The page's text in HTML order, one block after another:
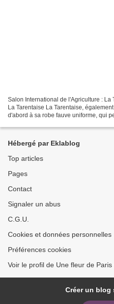
Salon International de l'Agriculture : La
La Tarentaise La Tarentaise,
d'abord à sa robe fauve uniforme, qui
Hébergé par Eklablog
Top articles
Pages
Contact
Signaler un abus
C.G.U.
Cookies et données personnelles
Préférences cookies
Voir le profil de Une fleur de
Créer un blog